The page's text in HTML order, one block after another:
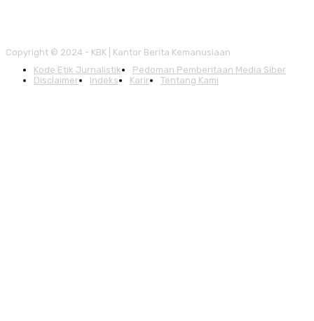
Copyright © 2024 - KBK | Kantor Berita Kemanusiaan
Kode Etik Jurnalistik
Pedoman Pemberitaan Media Siber
Disclaimer
Indeks Karir Tentang Kami